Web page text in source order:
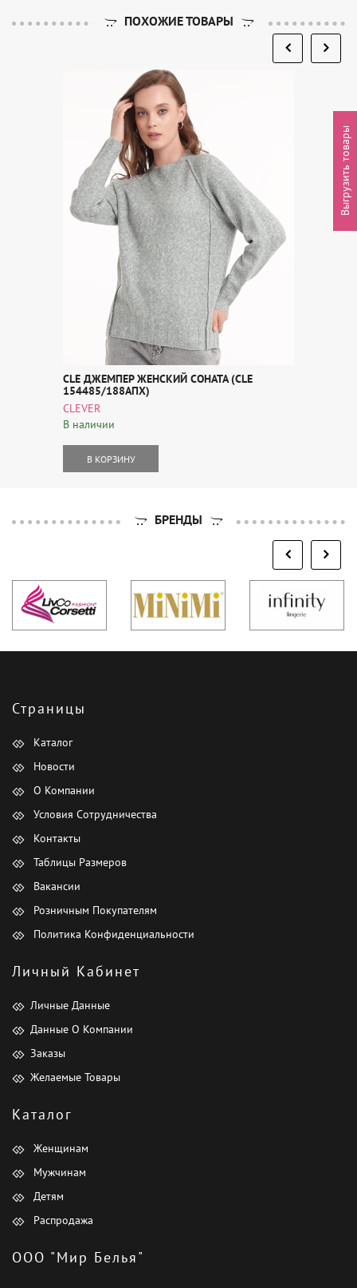
ПОХОЖИЕ ТОВАРЫ
CLE ДЖЕМПЕР ЖЕНСКИЙ СОНАТА (CLE
154485/188АПХ)
CLEVER
В наличии
В КОРЗИНУ
БРЕНДЫ
Страницы
Каталог
Новости
О Компании
Условия Сотрудничества
Контакты
Таблицы Размеров
Вакансии
Розничным Покупателям
Политика Конфиденциальности
Личный Кабинет
Личные Данные
Данные О Компании
Заказы
Желаемые Товары
Каталог
Женщинам
Мужчинам
Детям
Распродажа
ООО "Мир Белья"
Выгрузить товары